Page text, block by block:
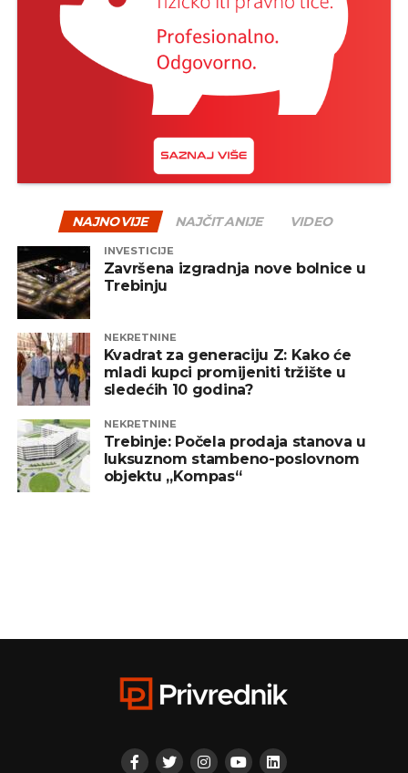
NAJNOVIJE NAJČITANIJE VIDEO
INVESTICIJE
Završena izgradnja nove bolnice u
Trebinju
NEKRETNINE
Kvadrat za generaciju Z: Kako će
mladi kupci promijeniti tržište u
sledećih 10 godina?
NEKRETNINE
Trebinje: Počela prodaja stanova u
luksuznom stambeno-poslovnom
objektu „Kompas“